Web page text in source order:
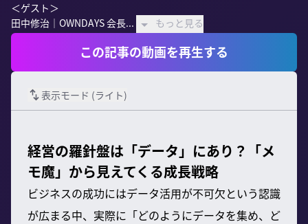
＜ゲスト＞
田中修治｜OWNDAYS 会長...
もっと見る
この記事の動画を再生する
表示モード (ライト)
経営の羅針盤は「データ」にあり？「メ
モ魔」から見えてくる成長戦略
ビジネスの成功にはデータ活用が不可欠という認識
が広まる中、実際に「どのようにデータを集め、ど